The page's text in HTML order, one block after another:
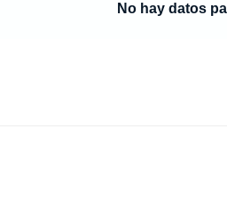
No hay datos